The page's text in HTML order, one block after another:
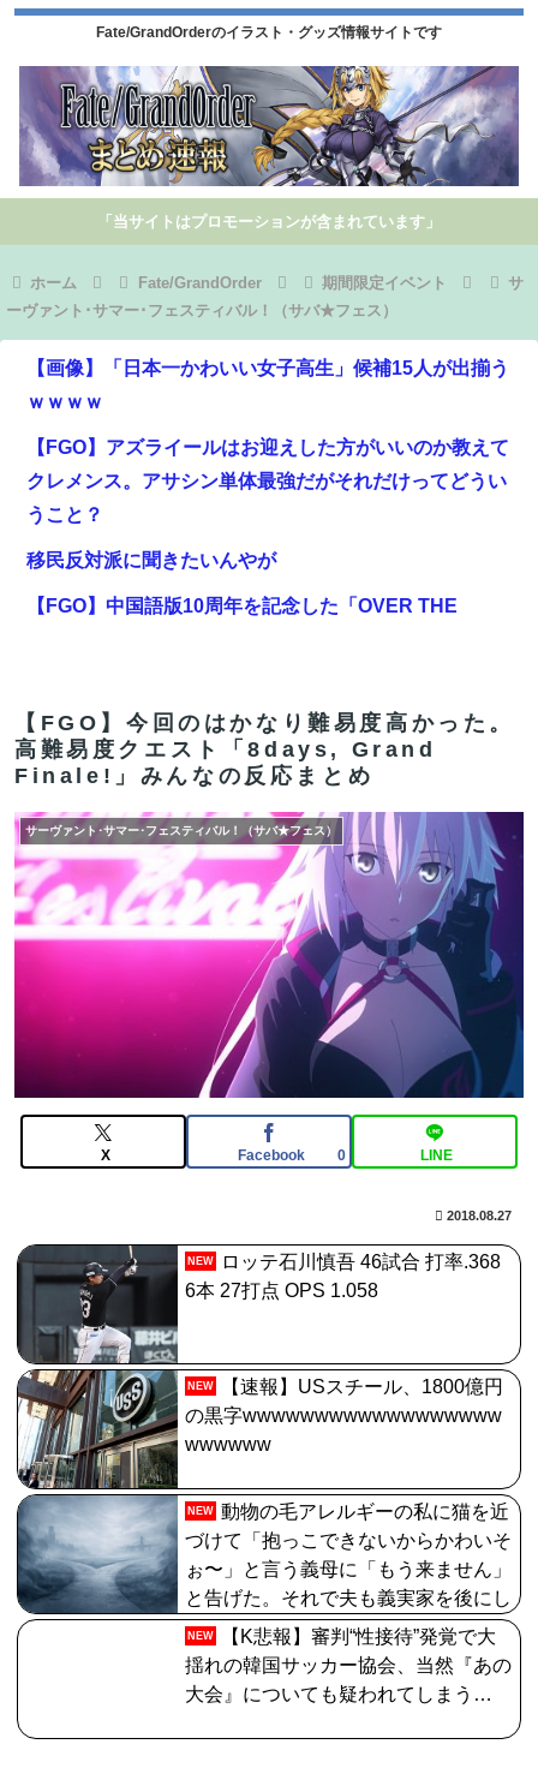
Fate/GrandOrderのイラスト・グッズ情報サイトです
「当サイトはプロモーションが含まれています」
ホーム Fate/GrandOrder 期間限定イベント
サ
ーヴァント･サマー･フェスティバル！（サバ★フェス）
【画像】「日本一かわいい女子高生」候補15人が出揃う
ｗｗｗｗ
【FGO】アズライールはお迎えした方がいいのか教えて
クレメンス。アサシン単体最強だがそれだけってどうい
うこと？
移民反対派に聞きたいんやが
【FGO】中国語版10周年を記念した「OVER THE
登山口でスマホは預けて入山するルールにできないでし
ょうか？山はそれほどの覚悟で入る場所だと思うのです
ェンジしないなら最適クリサポーター
米農家「流石にこんな値段じゃ、米作り辞める人、出る
んじゃないかなあ？？」
【FGO】周年なんだからログレス復刻してくれたらいい
【FGO】リリス Fate/GrandOrderのイラスト紹介3987
【FGO】絆16のメリットが全然出てこないけど、普通に
石がハチャメチャに貰えるとかそんな感じ？
【FGO】絆16のメリットが全然出てこないけど、普通に
【画像】日焼け口リの締まったお尻っていいよね！ｗｗ
ｗｗｗ
【FGO】リリス Fate/GrandOrderのイラスト紹介3987
【FGO】今回のはかなり難易度高かった。
高難易度クエスト「8days, Grand
Finale!」みんなの反応まとめ
サーヴァント･サマー･フェスティバル！（サバ★フェス）
X Facebook 0 LINE
2018.08.27
NEW
ロッテ石川慎吾 46試合 打率.368
6本 27打点 OPS 1.058
NEW
【速報】USスチール、1800億円
の黒字wwwwwwwwwwwwwwwwww
wwwwww
NEW 動物の毛アレルギーの私に猫を近
づけて「抱っこできないからかわいそ
ぉ〜」と言う義母に「もう来ません」
と告げた。それで夫も義実家を後にし
て…
NEW
【K悲報】審判“性接待”発覚で大
揺れの韓国サッカー協会、当然『あの
大会』についても疑われてしまう…